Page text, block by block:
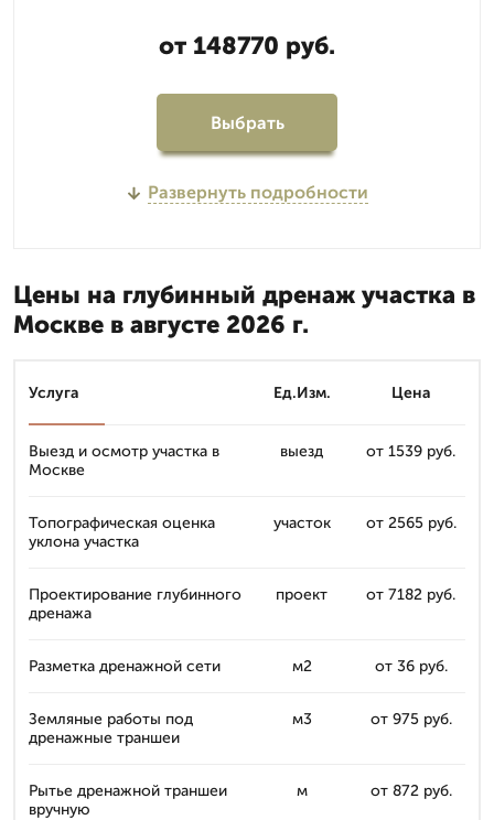
от 148770 руб.
Выбрать
Развернуть подробности
Цены на глубинный дренаж участка в
Москве в августе 2026 г.
Услуга Ед.Изм. Цена
Выезд и осмотр участка в
Москве
выезд от 1539 руб.
Топографическая оценка
уклона участка
участок от 2565 руб.
Проектирование глубинного
дренажа
проект от 7182 руб.
Разметка дренажной сети м2 от 36 руб.
Земляные работы под
дренажные траншеи
м3 от 975 руб.
Рытье дренажной траншеи
вручную
м от 872 руб.